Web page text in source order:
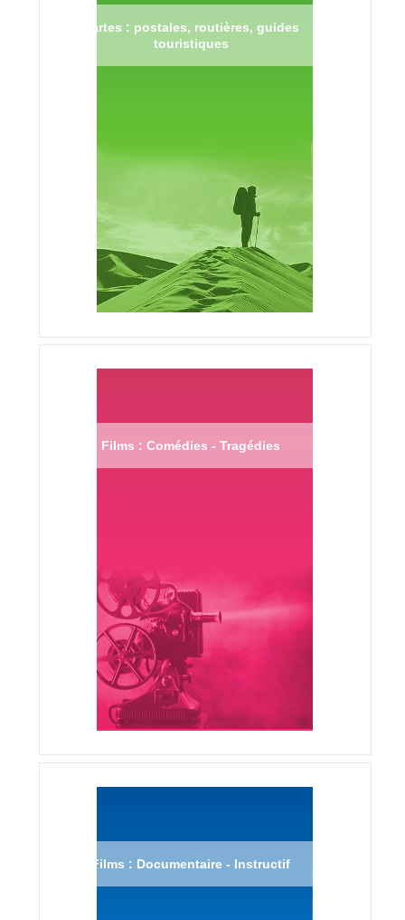
Cartes : postales, routières, guides
touristiques
Films : Comédies - Tragédies
Films : Documentaire - Instructif